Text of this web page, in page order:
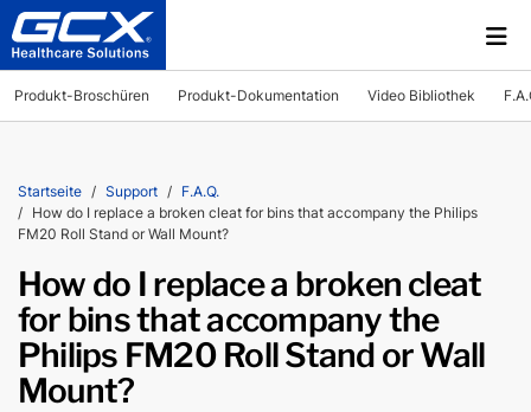
Produkt-Broschüren Produkt-Dokumentation Video Bibliothek
Startseite Support
F.A.Q.
How do I replace a broken cleat for bins that accompany the Philips
FM20 Roll Stand or Wall Mount?
How do I replace a broken cleat
for bins that accompany the
Philips FM20 Roll Stand or Wall
Mount?